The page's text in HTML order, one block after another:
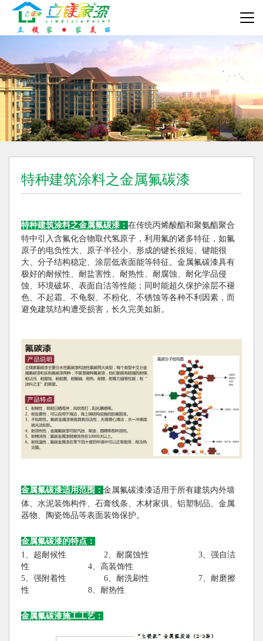
特种建筑涂料之金属氟碳漆
特种建筑涂料之金属氟碳漆 ： 在传统丙烯酸酯和聚氨酯聚合
特中引入含氟化合物取代氢原子，利用氟的诸多特征，如氟
原子的电负性大、原子半径小、形成的键长很短、键能很
大、分子结构稳定、涂层低表面能等特征。金属氟碳漆具有
极好的耐候性、耐盐害性、耐热性、耐腐蚀、耐化学品侵
蚀、环境破坏、表面自洁等性能；同时能超久保护涂层不褪
色、不起霜、不龟裂、不粉化、不锈蚀等各种不利因素，而
避免建筑结构遭受损害，长久完美如新。
金属氟碳漆适用范围： 金属氟碳漆漆适用于所有建筑内外墙
体、水泥装饰构件、石膏线条、木材家俱、铝塑制品、金属
器物、陶瓷饰品等表面装饰保护。
金属氟碳漆的特点：
1、超耐候性 2、耐腐蚀性 3、强自洁
性 4、高装饰性
5、强附着性 6、耐洗刷性 7、耐磨擦
性 8、耐热性
金属氟碳漆施工工艺：